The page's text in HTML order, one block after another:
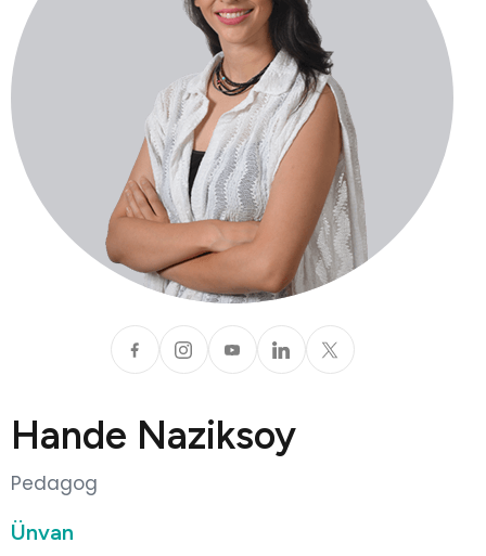
Hande Naziksoy
Pedagog
Ünvan